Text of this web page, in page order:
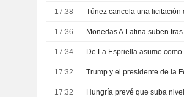
17:38
17:36
17:34
17:32
17:32